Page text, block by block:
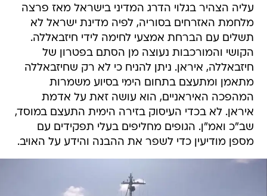
עליה הצהיר בגלוי הדרג המדיני בישראל מאז פרצה
מלחמת האזרחים בסוריה, לפיה מדינת ישראל לא
תשלים עם הברחת אמצעי לחימה לידי חיזבאללה.
הקושי והמורכבות נעוצה מן הסתם בפטרון של
חיזבאללה, איראן. ניתן להניח כי לא רק שחיזבאללה
מתאמן ומתעצם בתחום הימי בסיוע משמרות
המהפכה האיראניים, הוא עושה זאת על אדמת
איראן. לא בכדי העיסוק בזירה הימית התעצם במוסד,
שב"כ ואמ"ן. הגופים מחליפים בעלי תפקידים עם
מספן מודיעין כדי לשפר את ההבנה והידע על האויב.